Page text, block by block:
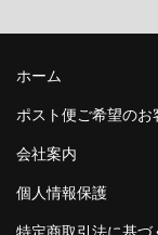
ホーム
ポスト便ご希望の
会社案内
個人情報保護